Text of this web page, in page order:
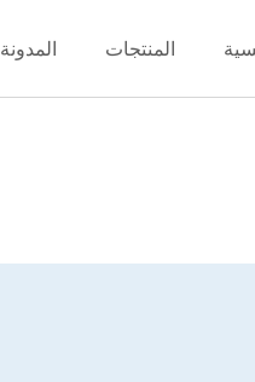
المنتجات المدونة